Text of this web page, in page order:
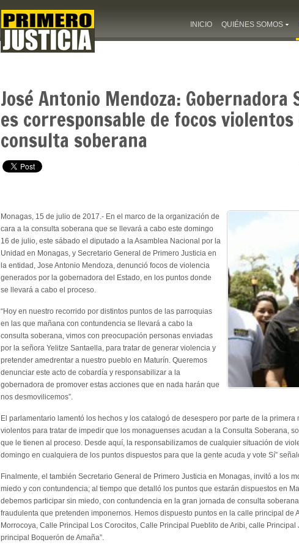
INICIO QUIÉNES SOMOS
José Antonio Mendoza: Gobernadora
es corresponsable de focos
consulta soberana
Monagas, 15 de julio de 2017.- En el marco de la organización de
cara a la consulta soberana que se llevará a cabo este domingo
16 de julio, este sábado el diputado a la Asamblea Nacional por la
Unidad en Monagas, y Secretario General de Primero Justicia en
la entidad, Jose Antonio Mendoza, denunció focos de violencia
generados por la gobernadora del Estado, en los puntos donde
se llevará a cabo el proceso.
“Hoy en nuestro recorrido por distintos puntos de las parroquias
en las que mañana con contundencia se llevará a cabo la
consulta soberana, vimos con preocupación personas enviadas
por la señora Yelitze Santaella, para tratar de generar violencia y
pretender amedrentar a nuestro pueblo en Maturín. Queremos
denunciar este acto de cobardía y responsabilizar a la
gobernadora de promover estas acciones que en nada harán que
nos desmovilicemos”.
El parlamentario lamentó los hechos y los catalogó de desespero por parte de la primera
violentos para tratar de impedir que los monaguenses acudan a la Consulta Soberana,
que le tienen al proceso. Desde aquí, la responsabilizamos de cualquier situación de
domingo en cualquiera de los puntos dispuestos para que la gente acuda y vote Sí”
Finalmente, el también Secretario General de Primero Justicia en Monagas, invitó a los
miedo y con contundencia; al tiempo que detalló los puntos que estarán dispuestos en
debemos participar sin miedo, con contundencia en la gran jornada de consulta
fraudulenta que pretenden imponernos. Hemos dispuesto puntos en la calle principal de
Morrocoya, Calle Principal Los Corocitos, Calle Principal Pueblito de Aribi, calle Principal
principal Boquerón de Amaña”.